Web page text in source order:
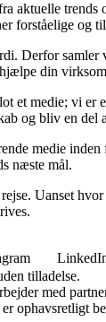
aktuelle
forståelige og
Derfor samler
din
et medie; vi
og bliv en del
medie
næste mål.
Uanset
tilladelse.
med
ophavsretligt